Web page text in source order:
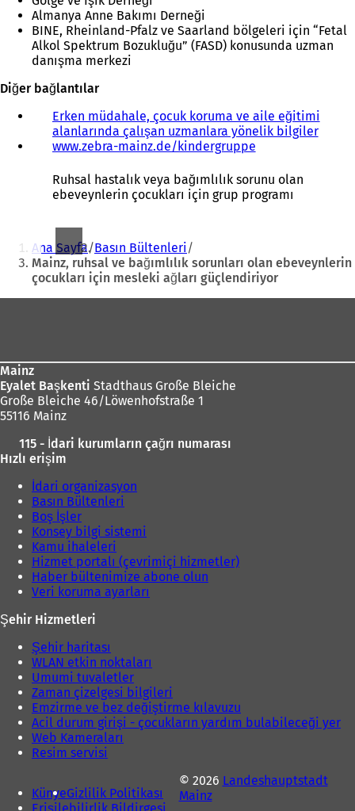
Almanya Anne Bakımı Derneği
BINE, Rheinland-Pfalz ve Saarland bölgeleri için “Fetal
Alkol Spektrum Bozukluğu” (FASD) konusunda uzman
danışma merkezi
Diğer bağlantılar
Erken müdahale, çocuk koruma ve aile eğitimi
alanlarında çalışan uzmanlara yönelik bilgiler
www.zebra-mainz.de/kindergruppe
e
n
s
e
k
Ruhsal hastalık veya bağımlılık sorunu olan
ebeveynlerin çocukları için grup programı
Buradasınız:
Ana Sayfa Basın Bültenleri
Mainz, ruhsal ve bağımlılık sorunları olan ebeveynlerin
çocukları için mesleki ağları güçlendiriyor
Mainz
Eyalet Başkenti Stadthaus Große Bleiche
Große Bleiche 46/Löwenhofstraße 1
55116 Mainz
115 - İdari kurumların çağrı numarası
Hızlı erişim
İdari organizasyon
Basın Bültenleri
Boş İşler
Konsey bilgi sistemi
Kamu ihaleleri
Hizmet portalı (çevrimiçi hizmetler)
Haber bültenimize abone olun
Veri koruma ayarları
Şehir Hizmetleri
Şehir haritası
WLAN etkin noktaları
Umumi tuvaletler
Zaman çizelgesi bilgileri
Emzirme ve bez değiştirme kılavuzu
Acil durum girişi - çocukların yardım bulabileceği yer
Web Kameraları
Resim servisi
KünyeGizlilik Politikası
© 2026 Landeshauptstadt
Mainz